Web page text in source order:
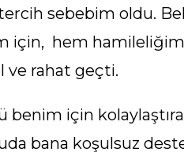
sebebim oldu.
için, hem
ve rahat geçti.
benim için
bana koşulsuz